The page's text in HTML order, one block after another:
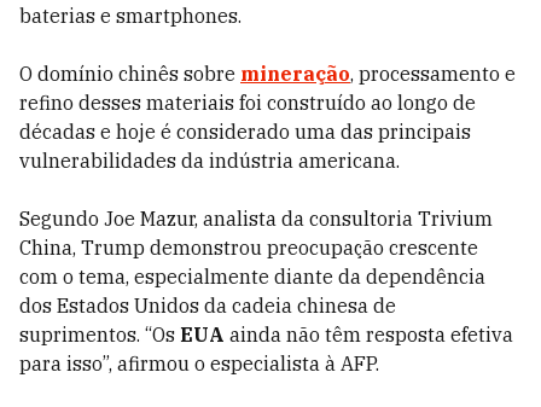
baterias e smartphones.
O domínio chinês sobre mineração, processamento e
refino desses materiais foi construído ao longo de
décadas e hoje é considerado uma das principais
vulnerabilidades da indústria americana.
Segundo Joe Mazur, analista da consultoria Trivium
China, Trump demonstrou preocupação crescente
com o tema, especialmente diante da dependência
dos Estados Unidos da cadeia chinesa de
suprimentos. “Os EUA ainda não têm resposta efetiva
para isso”, afirmou o especialista à AFP.